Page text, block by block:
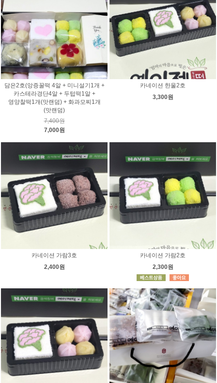
담은2호(앙증꿀떡 4알 + 미니설기1개 +
카스테라경단4알 + 두텁떡1알 +
영양찰떡1개(맛랜덤) + 화과모찌1개
(맛랜덤)
7,400원
7,000원
카네이션 한울2호
3,300원
카네이션 가람3호
2,400원
카네이션 가람2호
2,300원